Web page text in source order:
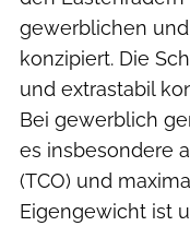
gewerblichen
konzipiert. Die
und extrastabil
Bei gewerblich
es insbesondere
(TCO) und
Eigengewicht ist